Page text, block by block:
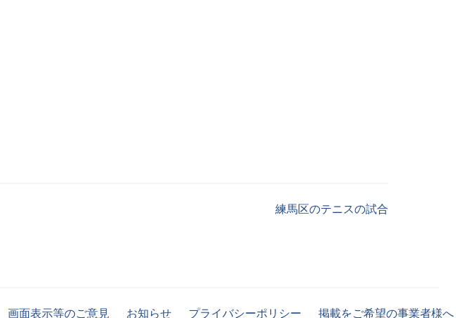
練馬区のテニスの試合
画面表示等のご意見 お知らせ プライバシーポリシー 掲載をご希望の事業者様へ